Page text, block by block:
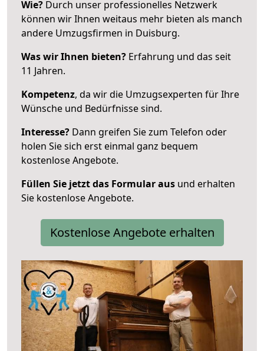
Wie? Durch unser professionelles Netzwerk
können wir Ihnen weitaus mehr bieten als manch
andere Umzugsfirmen in Duisburg.
Was wir Ihnen bieten? Erfahrung und das seit
11 Jahren.
Kompetenz, da wir die Umzugsexperten für Ihre
Wünsche und Bedürfnisse sind.
Interesse? Dann greifen Sie zum Telefon oder
holen Sie sich erst einmal ganz bequem
kostenlose Angebote.
Füllen Sie jetzt das Formular aus und erhalten
Sie kostenlose Angebote.
Kostenlose Angebote erhalten